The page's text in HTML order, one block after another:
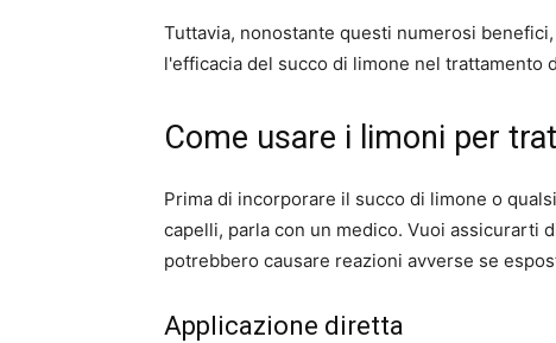
Tuttavia, nonostante questi numerosi
l'efficacia del succo di limone nel trattamento
Come usare i limoni per
Prima di incorporare il succo di limone o
capelli, parla con un medico. Vuoi assicurarti
potrebbero causare reazioni avverse se
Applicazione diretta